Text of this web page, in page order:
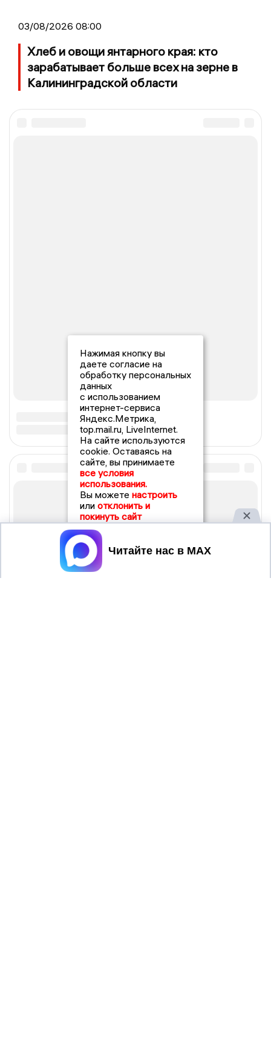
03/08/2026 08:00
Хлеб и овощи янтарного края: кто
зарабатывает больше всех на зерне в
Калининградской области
Нажимая кнопку вы
даете согласие на
обработку персональных
данных
с использованием
интернет-сервиса
Яндекс.Метрика,
top.mail.ru, LiveInternet.
На сайте используются
cookie. Оставаясь на
сайте, вы принимаете
все условия
использования.
Вы можете настроить
или отклонить и
покинуть сайт
Принять